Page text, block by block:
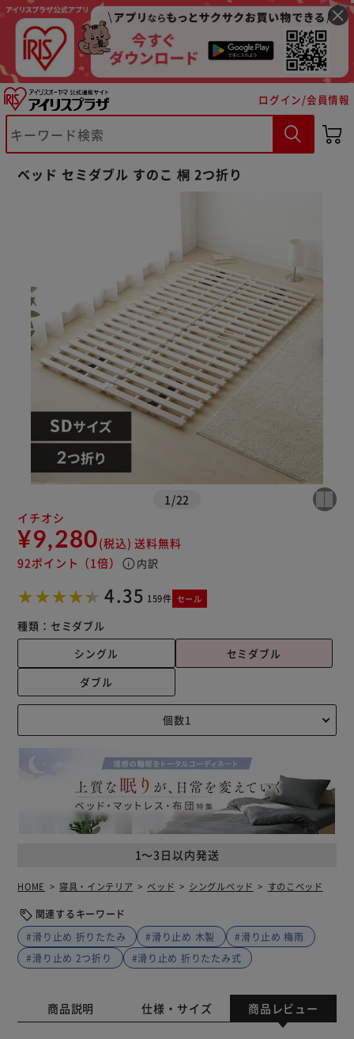
ログイン/会員情報
ベッド セミダブル すのこ 桐 2つ折り
1 /22
イチオシ
¥9,280(税込) 送料無料
92ポイント （1倍） info 内訳
4.35 159件 セール
種類： セミダブル
シングル
セミダブル
ダブル
1～3日以内発送
HOME 寝具・インテリア ベッド シングルベッド すのこベッド
関連するキーワード
#滑り止め 折りたたみ
#滑り止め 木製
#滑り止め 梅雨
#滑り止め 2つ折り
#滑り止め 折りたたみ式
商品説明 仕様・サイズ 商品レビュー
※ご確認ください
カートに入れる